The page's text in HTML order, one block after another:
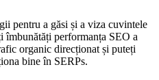
pentru a găsi și a viza cuvintele
îmbunătăți performanța SEO a
organic direcționat și puteți
bine în SERPs.